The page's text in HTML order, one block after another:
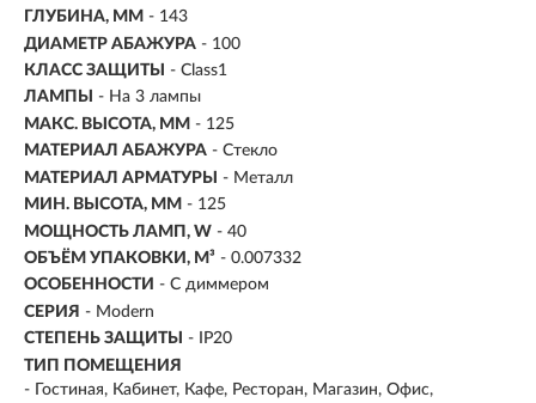
ГЛУБИНА, ММ - 143
ДИАМЕТР АБАЖУРА - 100
КЛАСС ЗАЩИТЫ
- Class1
ЛАМПЫ
- На 3 лампы
МАКС. ВЫСОТА, ММ - 125
МАТЕРИАЛ АБАЖУРА - Стекло
МАТЕРИАЛ АРМАТУРЫ
- Металл
МИН. ВЫСОТА, ММ - 125
МОЩНОСТЬ ЛАМП, W - 40
ОБЪЁМ УПАКОВКИ, М³ - 0.007332
ОСОБЕННОСТИ - С диммером
СЕРИЯ - Modern
СТЕПЕНЬ ЗАЩИТЫ
- IP20
ТИП ПОМЕЩЕНИЯ
- Гостиная, Кабинет, Кафе, Ресторан, Магазин, Офис,